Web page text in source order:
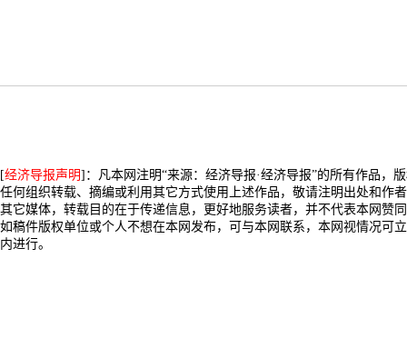
[经济导报声明]：凡本网注明“来源：经济导报·经济导报”的所有作品，
任何组织转载、摘编或利用其它方式使用上述作品，敬请注明出处和作
其它媒体，转载目的在于传递信息，更好地服务读者，并不代表本网赞
如稿件版权单位或个人不想在本网发布，可与本网联系，本网视情况可
内进行。